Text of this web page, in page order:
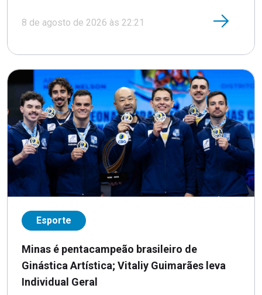
8 de agosto de 2026 às 22:21
Esporte
Minas é pentacampeão brasileiro de
Ginástica Artística; Vitaliy Guimarães leva
Individual Geral